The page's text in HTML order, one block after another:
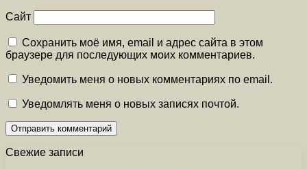
Сайт
Сохранить моё имя, email и адрес сайта в этом
браузере для последующих моих комментариев.
Уведомить меня о новых комментариях по email.
Уведомлять меня о новых записях почтой.
Свежие записи